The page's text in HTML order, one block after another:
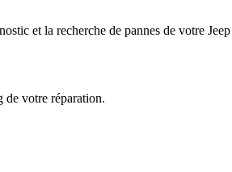
et la recherche de pannes de votre
de votre réparation.